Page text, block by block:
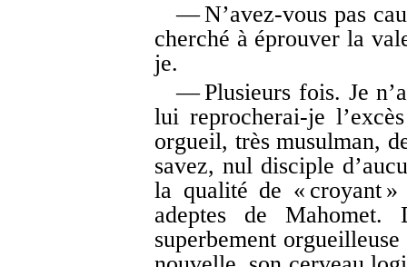
— N’avez-vous pas
cherché à éprouver la
je.
— Plusieurs fois. Je
lui reprocherai-je
orgueil, très musulman,
savez, nul disciple
la qualité de « croyant
adeptes de Mahomet.
superbement